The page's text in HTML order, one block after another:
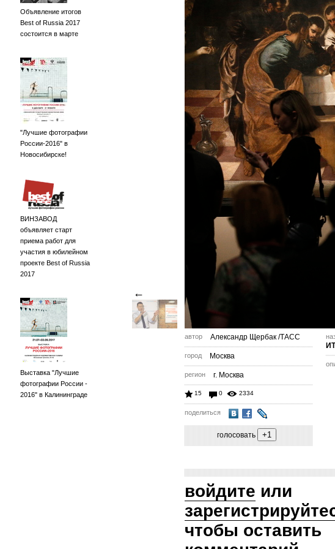
Объявление итогов
Best of Russia 2017
состоится в марте
"Лучшие фотографии
России-2016" в
Новосибирске!
ВИНЗАВОД
объявляет старт
приема работ для
участия в юбилейном
проекте Best of Russia
2017
Выставка "Лучшие
фотографии России -
2016" в Калининграде
←
автор Александр Щербак /ТАСС
город Москва
регион г. Москва
15 0 2334
поделиться
голосовать
войдите или
чтобы оставить